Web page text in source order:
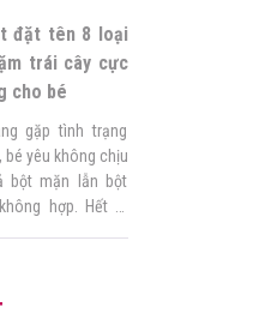
bé ăn dặm ngon
đúng cách, vừa
dưỡng, vừa
đặt tên 8 loại
trái cây cực
cho bé
gặp tình trạng
bé yêu không chịu
bột mặn lẫn bột
hợp. Hết bị
con măm